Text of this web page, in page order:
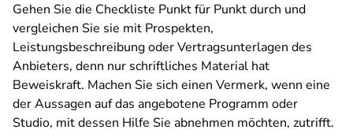
Gehen Sie die Checkliste Punkt für Punkt durch und
vergleichen Sie sie mit Prospekten,
Leistungsbeschreibung oder Vertragsunterlagen des
Anbieters, denn nur schriftliches Material hat
Beweiskraft. Machen Sie sich einen Vermerk, wenn eine
der Aussagen auf das angebotene Programm oder
Studio, mit dessen Hilfe Sie abnehmen möchten, zutrifft.